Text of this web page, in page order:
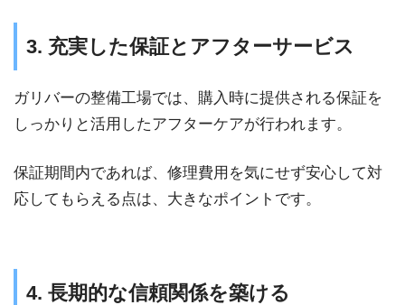
3. 充実した保証とアフターサービス
ガリバーの整備工場では、購入時に提供される保証を
しっかりと活用したアフターケアが行われます。
保証期間内であれば、修理費用を気にせず安心して対
応してもらえる点は、大きなポイントです。
4. 長期的な信頼関係を築ける